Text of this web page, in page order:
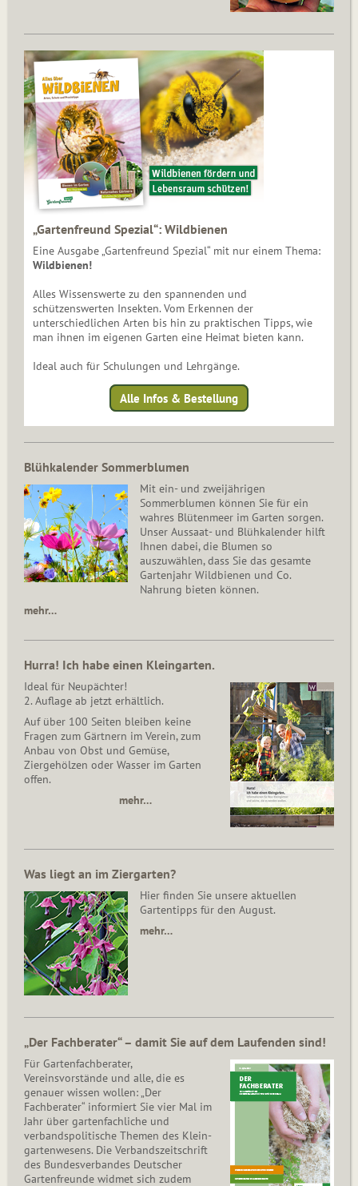
„Gartenfreund Spezial“: Wildbienen
Eine Ausgabe „Gartenfreund Spezial“ mit nur einem Thema:
Wildbienen!
Alles Wissenswerte zu den spannenden und
schützenswerten Insekten. Vom Erkennen der
unterschiedlichen Arten bis hin zu praktischen Tipps, wie
man ihnen im eigenen Garten eine Heimat bieten kann.
Ideal auch für Schulungen und Lehrgänge.
Alle Infos & Bestellung
Blühkalender Sommerblumen
Mit ein- und zweijährigen
Sommerblumen können Sie für ein
wahres Blütenmeer im Garten sorgen.
Unser Aussaat- und Blühkalender hilft
Ihnen dabei, die Blumen so
auszuwählen, dass Sie das gesamte
Gartenjahr Wildbienen und Co.
Nahrung bieten können.
mehr…
Hurra! Ich habe einen Kleingarten.
Ideal für Neupächter!
2. Auflage ab jetzt erhältlich.
Auf über 100 Seiten bleiben keine
Fragen zum Gärtnern im Verein, zum
Anbau von Obst und Gemüse,
Ziergehölzen oder Wasser im Garten
offen.
mehr…
Was liegt an im Ziergarten?
Hier finden Sie unsere aktuellen
Gartentipps für den August.
mehr…
„Der Fachberater“ – damit Sie auf dem Laufenden sind!
Für Gartenfachberater,
Vereinsvorstände und alle, die es
genauer wissen wollen: „Der
Fachberater“ informiert Sie vier Mal im
Jahr über gartenfachliche und
verbandspolitische Themen des Klein­
gar­ten­wesens. Die Ver­bands­zeit­schrift
des Bun­des­ver­ban­des Deutscher
Gartenfreunde widmet sich zudem